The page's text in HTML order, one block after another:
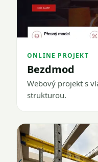
ONLINE PROJEKT
Bezdmod
Webový projekt s
strukturou.